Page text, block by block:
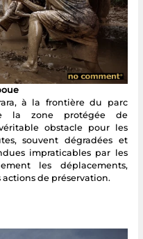
à la frontière du parc
la zone protégée de
obstacle pour les
souvent dégradées et
impraticables par les
les déplacements,
actions de préservation.